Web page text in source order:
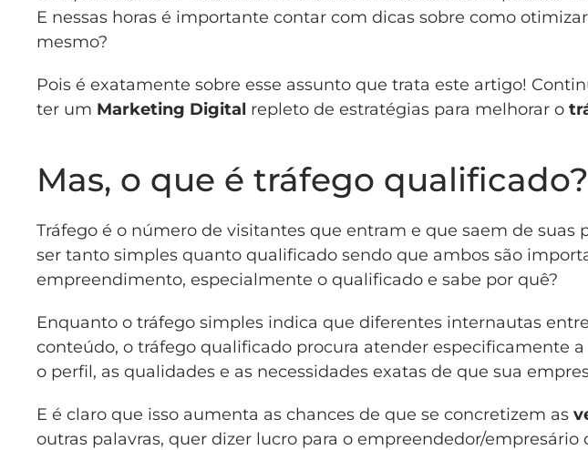
E nessas horas é importante contar com dicas sobre como
mesmo?
Pois é exatamente sobre esse assunto que trata este artigo!
ter um Marketing Digital repleto de estratégias para melhorar o
Mas, o que é tráfego qualificado?
Tráfego é o número de visitantes que entram e que saem de suas
ser tanto simples quanto qualificado sendo que ambos são
empreendimento, especialmente o qualificado e sabe por quê?
Enquanto o tráfego simples indica que diferentes internautas
conteúdo, o tráfego qualificado procura atender especificamente
o perfil, as qualidades e as necessidades exatas de que sua
E é claro que isso aumenta as chances de que se concretizem as
outras palavras, quer dizer lucro para o empreendedor/